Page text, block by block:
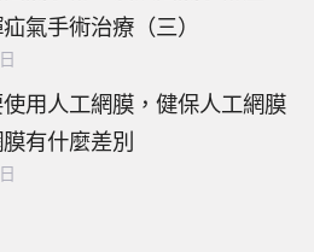
氣手術治療（三）
用人工網膜，健保人工網膜
有什麼差別